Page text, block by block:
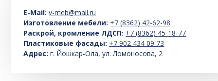
E-Mail:v-meb@mail.ru
Изготовление мебели: +7 (8362) 42-62-98
Раскрой, кромление ЛДСП: +7 (8362) 45-18-77
Пластиковые фасады: +7 902 434 09 73
Адрес:г. Йошкар-Ола, ул. Ломоносова, 2